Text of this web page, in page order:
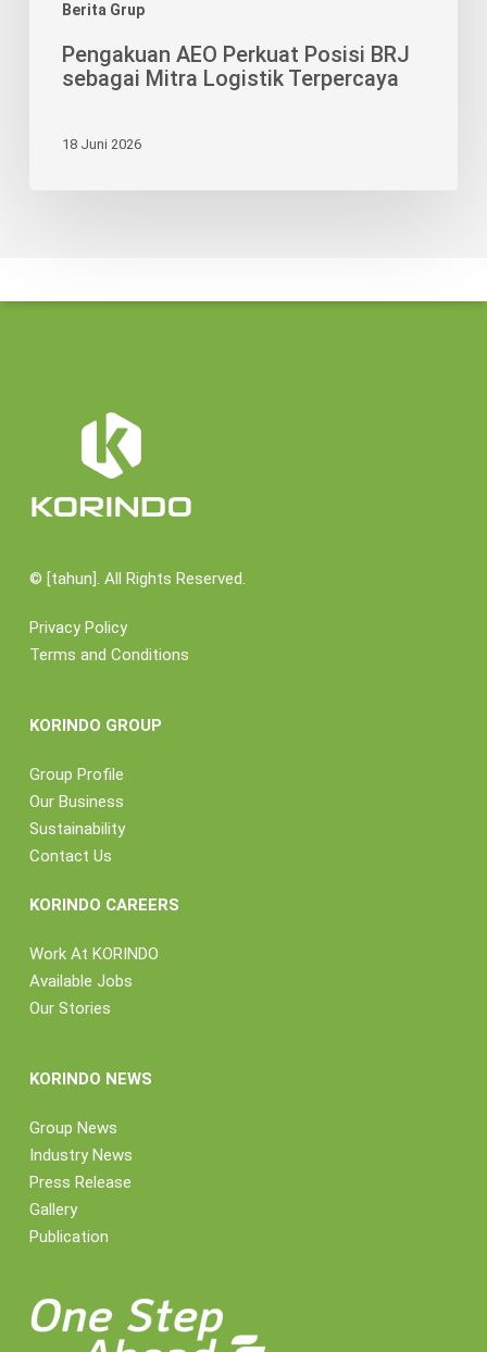
Berita Grup
Pengakuan AEO Perkuat Posisi BRJ
sebagai Mitra Logistik Terpercaya
18 Juni 2026
© [tahun]. All Rights Reserved.
Privacy Policy
Terms and Conditions
KORINDO GROUP
Group Profile
Our Business
Sustainability
Contact Us
KORINDO CAREERS
Work At KORINDO
Available Jobs
Our Stories
KORINDO NEWS
Group News
Industry News
Press Release
Gallery
Publication